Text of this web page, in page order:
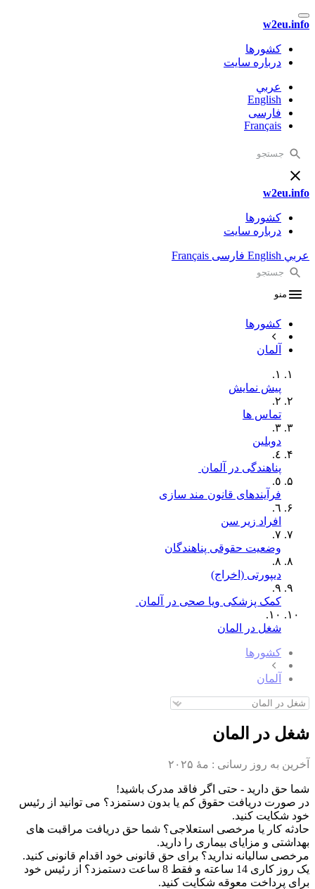
w2eu.info
کشورها
درباره سایت
عربي
English
فارسی
Français
w2eu.info
کشورها
درباره سایت
عربي English فارسی Français
منو
کشورها
آلمان
١.
پیش نمایش
٢.
تماس ها
٣.
دوبلین
٤.
پناھندگی‫ در آلمان ‬‫
٥.
فرآیندهای قانون مند سازی
٦.
افراد زیر سن
٧.
وضعیت حقوقی پناهندگان
٨.
دیپورتی (اخراج)
٩.
‫کمک پزشکی ویا صحی در آلمان ‬‬
١٠.
شغل در المان
کشورها
آلمان
شغل در المان
آخرین به روز رسانی : مهٔ ۲۰۲۵
شما حق دارید - حتی اگر فاقد مدرک باشید!
در صورت دریافت حقوق کم یا بدون دستمزد؟ می توانید از رئیس
خود شکایت کنید.
حادثه کار یا مرخصی استعلاجی؟ شما حق دریافت مراقبت های
بهداشتی و مزایای بیماری را دارید.
مرخصی سالیانه ندارید؟ برای حق قانونی خود اقدام قانونی کنید.
یک روز کاری 14 ساعته و فقط 8 ساعت دستمزد؟ از رئیس خود
برای پرداخت معوقه شکایت کنید.